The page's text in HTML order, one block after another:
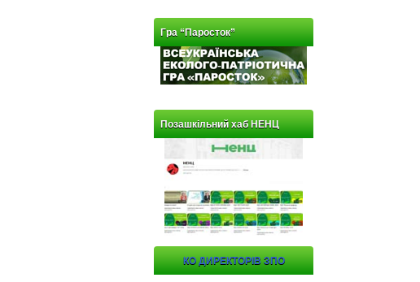
Гра “Паросток”
Позашкільний хаб НЕНЦ
КО ДИРЕКТОРІВ ЗПО